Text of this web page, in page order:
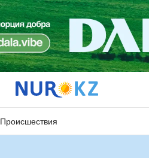
Происшествия